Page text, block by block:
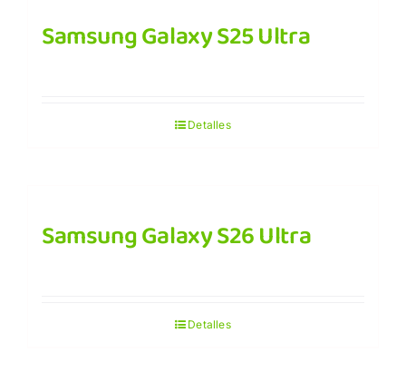
Samsung Galaxy S25 Ultra
Detalles
Samsung Galaxy S26 Ultra
Detalles